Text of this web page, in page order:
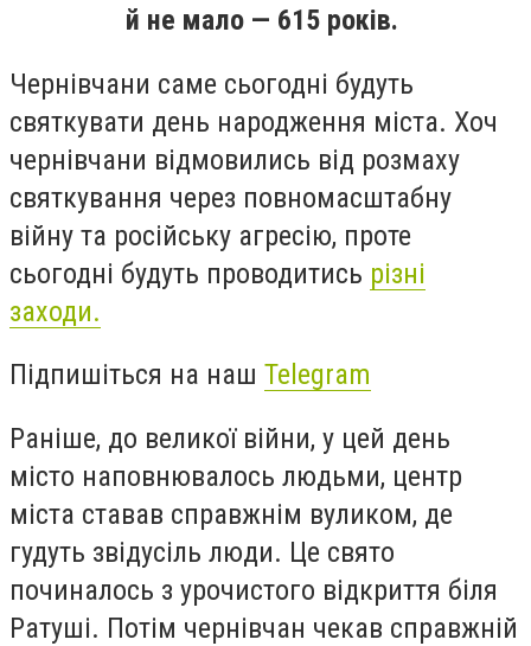
й не мало — 615 років.
Чернівчани саме сьогодні будуть
святкувати день народження міста. Хоч
чернівчани відмовились від розмаху
святкування через повномасштабну
війну та російську агресію, проте
сьогодні будуть проводитись різні
заходи.
Підпишіться на наш Telegram
Раніше, до великої війни, у цей день
місто наповнювалось людьми, центр
міста ставав справжнім вуликом, де
гудуть звідусіль люди. Це свято
починалось з урочистого відкриття біля
Ратуші. Потім чернівчан чекав справжній